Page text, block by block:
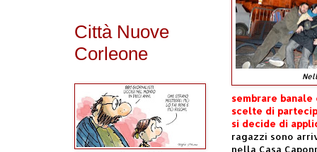
sembrare
scelte di
si decide di
ragazzi sono
nella Casa
Città Nuove
Corleone